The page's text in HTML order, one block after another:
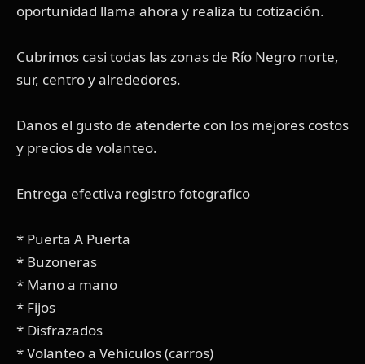
oportunidad llama ahora y realiza tu cotización.
Cubrimos casi todas las zonas de Río Negro norte,
sur, centro y alrededores.
Danos el gusto de atenderte con los mejores costos
y precios de volanteo.
Entrega efectiva registro fotografico
* Puerta A Puerta
* Buzoneras
* Mano a mano
* Fijos
* Disfrazados
* Volanteo a Vehiculos (carros)